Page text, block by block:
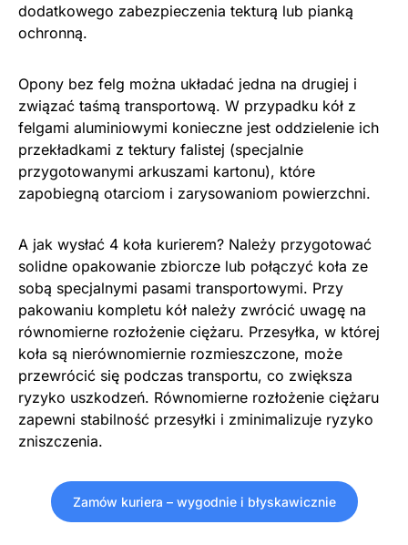
dodatkowego zabezpieczenia tekturą lub pianką
ochronną.
Opony bez felg można układać jedna na drugiej i
związać taśmą transportową. W przypadku kół z
felgami aluminiowymi konieczne jest oddzielenie ich
przekładkami z tektury falistej (specjalnie
przygotowanymi arkuszami kartonu), które
zapobiegną otarciom i zarysowaniom powierzchni.
A jak wysłać 4 koła kurierem? Należy przygotować
solidne opakowanie zbiorcze lub połączyć koła ze
sobą specjalnymi pasami transportowymi. Przy
pakowaniu kompletu kół należy zwrócić uwagę na
równomierne rozłożenie ciężaru. Przesyłka, w której
koła są nierównomiernie rozmieszczone, może
przewrócić się podczas transportu, co zwiększa
ryzyko uszkodzeń. Równomierne rozłożenie ciężaru
zapewni stabilność przesyłki i zminimalizuje ryzyko
zniszczenia.
Zamów kuriera – wygodnie i błyskawicznie